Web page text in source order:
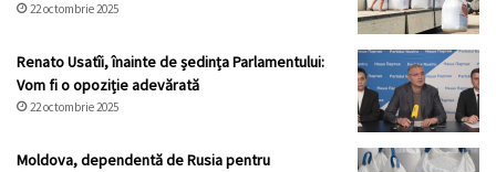
22 octombrie 2025
Renato Usatîi, înainte de ședința Parlamentului:
Vom fi o opoziție adevărată
22 octombrie 2025
Moldova, dependentă de Rusia pentru